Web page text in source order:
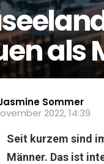
als
Sommer
2022, 14:39
Seit kurzem sind
Männer. Das ist